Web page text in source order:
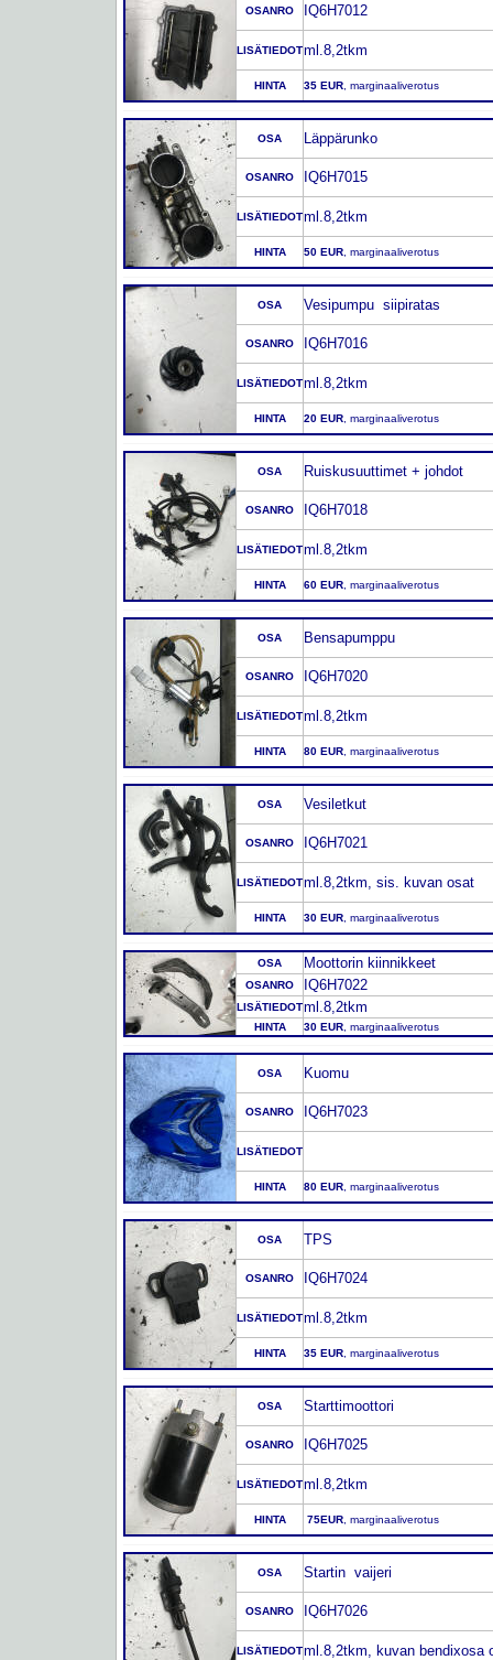
OSANRO IQ6H7012
LISÄTIEDOTml.8,2tkm
HINTA 35 EUR , marginaaliverotus
OSA Läppärunko
OSANRO IQ6H7015
LISÄTIEDOTml.8,2tkm
HINTA 50 EUR , marginaaliverotus
OSA Vesipumpu siipiratas
OSANRO IQ6H7016
LISÄTIEDOTml.8,2tkm
HINTA 20 EUR , marginaaliverotus
OSA Ruiskusuuttimet + johdot
OSANRO IQ6H7018
LISÄTIEDOTml.8,2tkm
HINTA 60 EUR , marginaaliverotus
OSA Bensapumppu
OSANRO IQ6H7020
LISÄTIEDOTml.8,2tkm
HINTA 80 EUR , marginaaliverotus
OSA Vesiletkut
OSANRO IQ6H7021
LISÄTIEDOTml.8,2tkm, sis. kuvan osat
HINTA 30 EUR , marginaaliverotus
OSA Moottorin kiinnikkeet
OSANRO IQ6H7022
LISÄTIEDOTml.8,2tkm
HINTA 30 EUR , marginaaliverotus
OSA Kuomu
OSANRO IQ6H7023
LISÄTIEDOT
HINTA 80 EUR , marginaaliverotus
OSA TPS
OSANRO IQ6H7024
LISÄTIEDOTml.8,2tkm
HINTA 35 EUR , marginaaliverotus
OSA Starttimoottori
OSANRO IQ6H7025
LISÄTIEDOTml.8,2tkm
HINTA 75EUR , marginaaliverotus
OSA Startin vaijeri
OSANRO IQ6H7026
LISÄTIEDOTml.8,2tkm, kuvan bendixosa